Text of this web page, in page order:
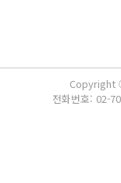
Copyright
전화번호: 02-